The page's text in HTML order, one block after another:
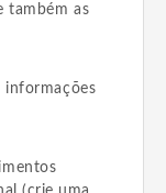
também as
informações